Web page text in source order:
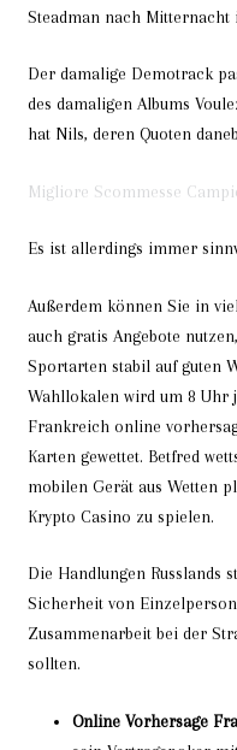
Steadman nach Mitternacht
Der damalige Demotrack
des damaligen Albums
hat Nils, deren Quoten
Migliore Scommesse
Es ist allerdings immer
Außerdem können Sie in
auch gratis Angebote
Sportarten stabil auf guten
Wahllokalen wird um 8 Uhr
Frankreich online
Karten gewettet. Betfred
mobilen Gerät aus Wetten
Krypto Casino zu spielen.
Die Handlungen Russlands
Sicherheit von
Zusammenarbeit bei der
sollten.
Online Vorhersage